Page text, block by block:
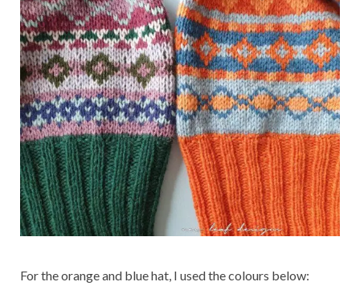
For the orange and blue hat, I used the colours below: